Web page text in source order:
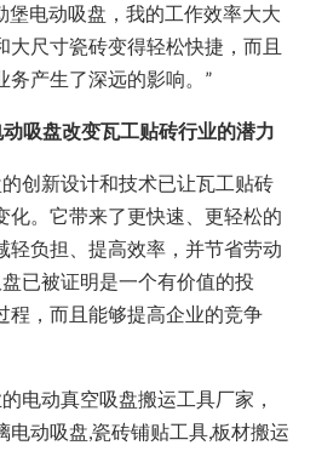
堡电动吸盘，我的工作效率大大
大尺寸瓷砖变得轻松快捷，而且
务产生了深远的影响。”
吸盘改变瓦工贴砖行业的潜力
创新设计和技术已让瓦工贴砖
化。它带来了更快速、更轻松的
轻负担、提高效率，并节省劳动
已被证明是一个有价值的投
程，而且能够提高企业的竞争
电动真空吸盘搬运工具厂家，
电动吸盘,瓷砖铺贴工具,板材搬运